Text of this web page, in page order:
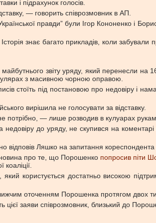
і підрахунок голосів.
— говорить співрозмовник в АП.
правди” були Ігор Кононенко і
знає багато прикладів, коли
звіту уряду, який перенесли
з масивною чорною оправою.
стоїть під постановою про недовіру і
вирішила не голосувати за відставку.
— лише розводив в кулуарах
до уряду, не скупився на
Ляшко на запитання кореспондента
новина про те, що Порошенко попросив піти
користується достатньо високою
оточенням Порошенка протягом двох
заяви співрозмовник, близький до